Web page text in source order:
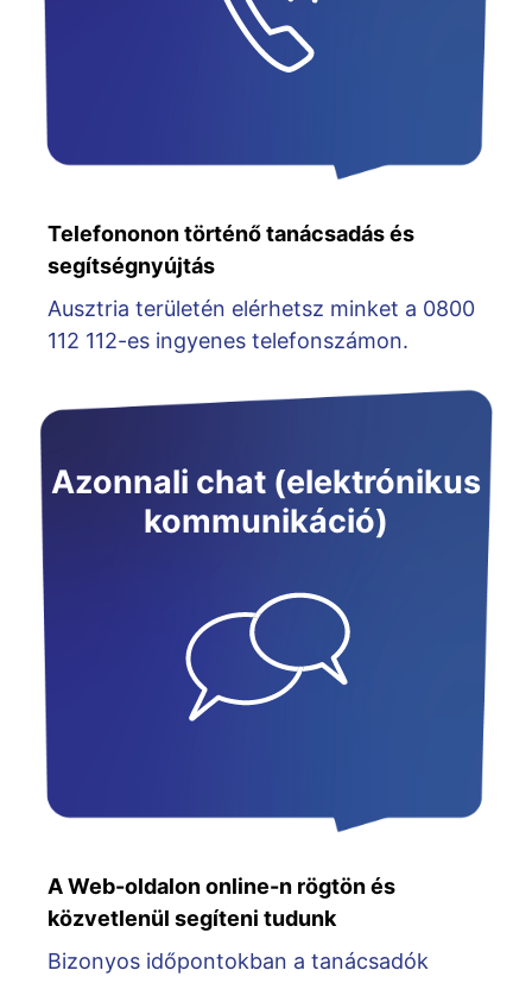
Telefononon történő tanácsadás és
segítségnyújtás
Ausztria területén elérhetsz minket a 0800
112 112-es ingyenes telefonszámon.
Azonnali chat (elektrónikus
kommunikáció)
A Web-oldalon online-n rögtön és
közvetlenül segíteni tudunk
Bizonyos időpontokban a tanácsadók